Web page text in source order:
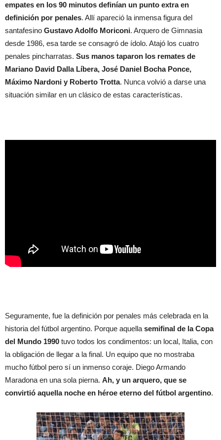
empates en los 90 minutos definían un punto extra en
definición por penales. Allí apareció la inmensa figura del
santafesino Gustavo Adolfo Moriconi. Arquero de Gimnasia
desde 1986, esa tarde se consagró de ídolo. Atajó los cuatro
penales pincharratas. Sus manos taparon los remates de
Mariano David Dalla Líbera, José Daniel Bocha Ponce,
Máximo Nardoni y Roberto Trotta. Nunca volvió a darse una
situación similar en un clásico de estas características.
Seguramente, fue la definición por penales más celebrada en la
historia del fútbol argentino. Porque aquella semifinal de la Copa
del Mundo 1990 tuvo todos los condimentos: un local, Italia, con
la obligación de llegar a la final. Un equipo que no mostraba
mucho fútbol pero sí un inmenso coraje. Diego Armando
Maradona en una sola pierna. Ah, y un arquero, que se
convirtió aquella noche en héroe eterno del fútbol argentino.